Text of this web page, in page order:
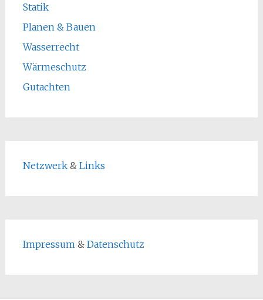
Statik
Planen & Bauen
Wasserrecht
Wärmeschutz
Gutachten
Netzwerk& Links
Impressum & Datenschutz